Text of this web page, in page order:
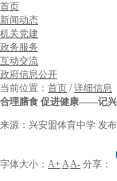
首页
新闻动态
机关党建
政务服务
互动交流
政府信息公开
当前位置： 首页 /详细信息
合理膳食 促进健康——记兴
来源：兴安盟体育中学 发
字体大小： A+ AA- 分享：